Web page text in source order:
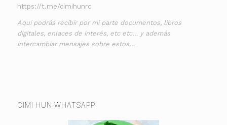
https://t.me/cimihunrc
Aquí podrás recibir por mi parte documentos, libros
digitales, enlaces de interés, etc etc… y además
intercambiar mensajes sobre estos…
CIMI HUN WHATSAPP